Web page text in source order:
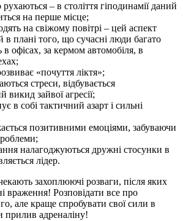
– в століття гіподинамії даний
на перше місце;
на свіжому повітрі – цей аспект
плані того, що сучасні люди багато
в офісах, за кермом автомобіля, в
«почуття ліктя»;
стреси, відбувається
викид зайвої агресії;
в собі тактичний азарт і сильні
позитивними емоціями, забуваючи
налагоджуються дружні стосунки в
лідер.
захоплюючі розваги, після яких
враження! Розповідати все про
але краще спробувати свої сили в
прилив адреналіну!